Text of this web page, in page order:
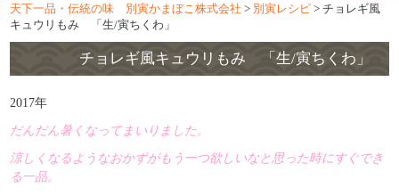
ホーム
別寅かまぼこのこだわり
商品紹介
別寅レシピ
天下一品・伝統の味 別寅かまぼこ株式会社 > 別寅レシピ >チョレギ風
キュウリもみ 「生/寅ちくわ」
チョレギ風キュウリもみ 「生/寅ちくわ」
2017年
だんだん暑くなってまいりました。
涼しくなるようなおかずがもう一つ欲しいなと思った時にすぐでき
る一品。